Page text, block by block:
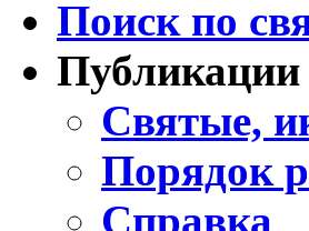
Поиск по
Публикации
Святые,
Порядок
Справка